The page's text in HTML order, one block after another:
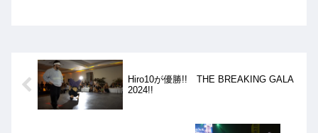
Hiro10が優勝!! THE BREAKING GALA
2024!!